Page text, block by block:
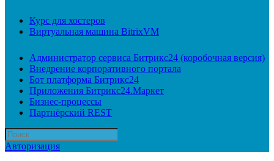
Курс для хостеров
Виртуальная машина BitrixVM
Администратор сервиса Битрикс24 (коробочная версия)
Внедрение корпоративного портала
Бот платформа Битрикс24
Приложения Битрикс24.Маркет
Бизнес-процессы
Партнёрский REST
Авторизация